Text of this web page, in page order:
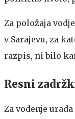
Za položaja
v Sarajevu, za
razpis, ni bilo
Resni
Za vodenje